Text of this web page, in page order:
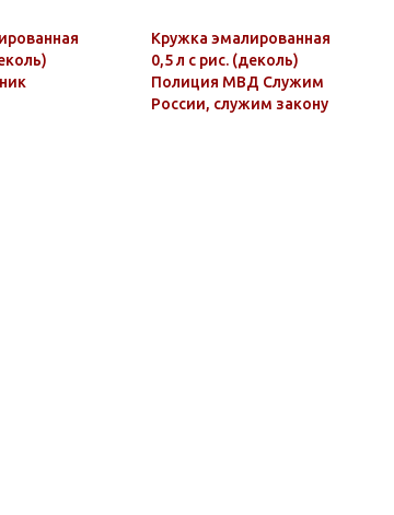
Кружка эмалированная
0,5 л с рис. (деколь)
Полиция МВД Служим
России, служим закону